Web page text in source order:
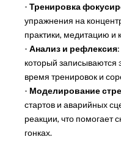
- Тренировка
упражнения на
практики, медитацию и
- Анализ и рефлексия:
который записываются
время тренировок и
- Моделирование
стартов и аварийных
реакции, что помогает
гонках.